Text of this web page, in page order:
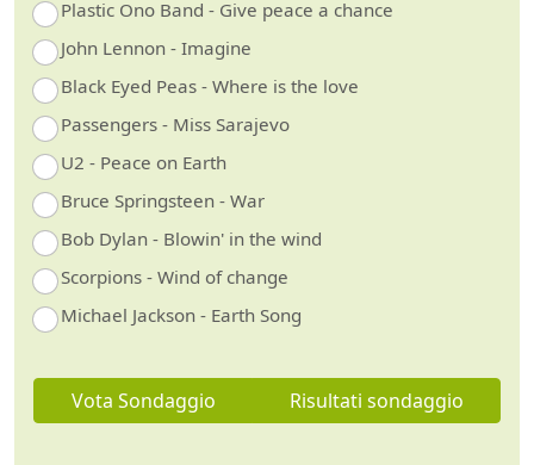
Plastic Ono Band - Give peace a chance
John Lennon - Imagine
Black Eyed Peas - Where is the love
Passengers - Miss Sarajevo
U2 - Peace on Earth
Bruce Springsteen - War
Bob Dylan - Blowin' in the wind
Scorpions - Wind of change
Michael Jackson - Earth Song
Vota Sondaggio Risultati sondaggio